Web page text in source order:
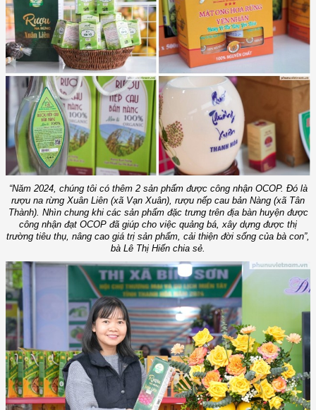
“Năm 2024, chúng tôi có thêm 2 sản phẩm được công nhận OCOP. Đó là
rượu na rừng Xuân Liên (xã Vạn Xuân), rượu nếp cau bản Nàng (xã Tân
Thành). Nhìn chung khi các sản phẩm đặc trưng trên địa bàn huyện được
công nhận đạt OCOP đã giúp cho việc quảng bá, xây dựng được thị
trường tiêu thụ, nâng cao giá trị sản phẩm, cải thiện đời sống của bà con”,
bà Lê Thị Hiến chia sẻ.